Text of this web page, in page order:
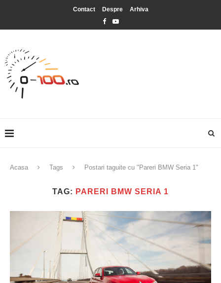
Contact Despre Arhiva
Acasa Tags Postari taguite cu "Pareri BMW Seria 1"
TAG: PARERI BMW SERIA 1